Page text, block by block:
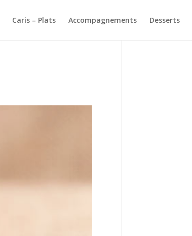
Caris – Plats Accompagnements Desserts